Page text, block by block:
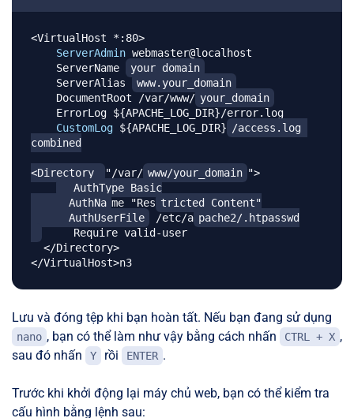
<VirtualHost *:80>
ServerAdmin webmaster@localhost
    ServerName
your_domain
    ServerAlias
www.your_domain
    DocumentRoot /var/www/
your_domain
    ErrorLog $
{APACHE_LOG_DIR}/error.log
CustomLog ${APACHE_LOG_DIR} /access.log
combined
<Directory "/var/ www/your_domain ">
  AuthType Basic
      AuthNa
me "Res tricted Content"
      AuthUserFile
/etc/a pache2/.htpasswd
     Require valid-user
Lưu và đóng tệp khi bạn hoàn tất. Nếu bạn đang sử dụng
nano , bạn có thể làm như vậy bằng cách nhấn CTRL + X ,
sau đó nhấn
Y rồi ENTER .
Trước khi khởi động lại máy chủ web, bạn có thể kiểm tra
cấu hình bằng lệnh sau: